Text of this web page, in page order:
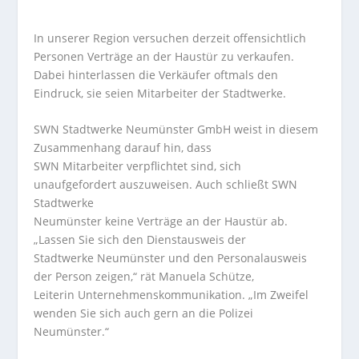
In unserer Region versuchen derzeit offensichtlich
Personen Verträge an der Haustür zu verkaufen.
Dabei hinterlassen die Verkäufer oftmals den
Eindruck, sie seien Mitarbeiter der Stadtwerke.
SWN Stadtwerke Neumünster GmbH weist in diesem
Zusammenhang darauf hin, dass
SWN Mitarbeiter verpflichtet sind, sich
unaufgefordert auszuweisen. Auch schließt SWN
Stadtwerke
Neumünster keine Verträge an der Haustür ab.
„Lassen Sie sich den Dienstausweis der
Stadtwerke Neumünster und den Personalausweis
der Person zeigen,“ rät Manuela Schütze,
Leiterin Unternehmenskommunikation. „Im Zweifel
wenden Sie sich auch gern an die Polizei
Neumünster.“